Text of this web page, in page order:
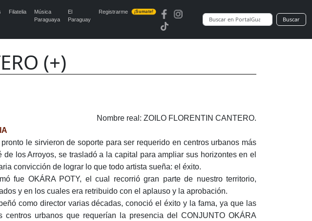
Filatelia
Música
Paraguaya
El
Paraguay
Registrarme ¡Sumate!
Buscar
(+)
Nombre real: ZOILO FLORENTIN CANTERO.
le sirvieron de soporte para ser requerido en centros urbanos más
los Arroyos, se trasladó a la capital para ampliar sus horizontes en el
convicción de lograr lo que todo artista sueña: el éxito.
fue OKÁRA POTY, el cual recorrió gran parte de nuestro territorio,
y en los cuales era retribuido con el aplauso y la aprobación.
como director varias décadas, conoció el éxito y la fama, ya que las
centros urbanos que requerían la presencia del CONJUNTO OKÁRA